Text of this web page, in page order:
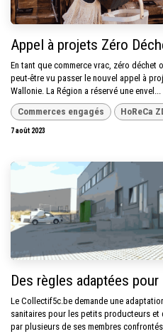
Appel à projets Zéro
En tant que commerce vrac, zéro déchet
peut-être vu passer le nouvel appel à
Wallonie. La Région a réservé une envel...
Commerces engagés HoReCa
7 août 2023
Des règles adaptées
Le Collectif5c.be demande une
sanitaires pour les petits producteurs
par plusieurs de ses membres